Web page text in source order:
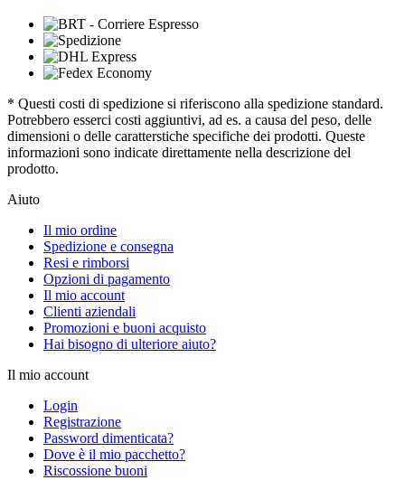
* Questi costi di spedizione si riferiscono alla spedizione standard.
Potrebbero esserci costi aggiuntivi, ad es. a causa del peso, delle
dimensioni o delle caratterstiche specifiche dei prodotti. Queste
informazioni sono indicate direttamente nella descrizione del
prodotto.
Aiuto
Il mio ordine
Spedizione e consegna
Resi e rimborsi
Opzioni di pagamento
Il mio account
Clienti aziendali
Promozioni e buoni acquisto
Hai bisogno di ulteriore aiuto?
Il mio account
Login
Registrazione
Password dimenticata?
Dove è il mio pacchetto?
Riscossione buoni